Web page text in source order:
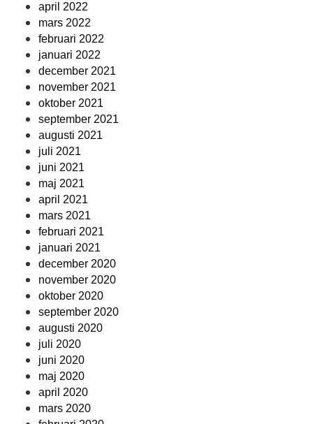
april 2022
mars 2022
februari 2022
januari 2022
december 2021
november 2021
oktober 2021
september 2021
augusti 2021
juli 2021
juni 2021
maj 2021
april 2021
mars 2021
februari 2021
januari 2021
december 2020
november 2020
oktober 2020
september 2020
augusti 2020
juli 2020
juni 2020
maj 2020
april 2020
mars 2020